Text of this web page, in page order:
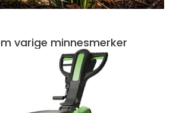
varige minnesmerker